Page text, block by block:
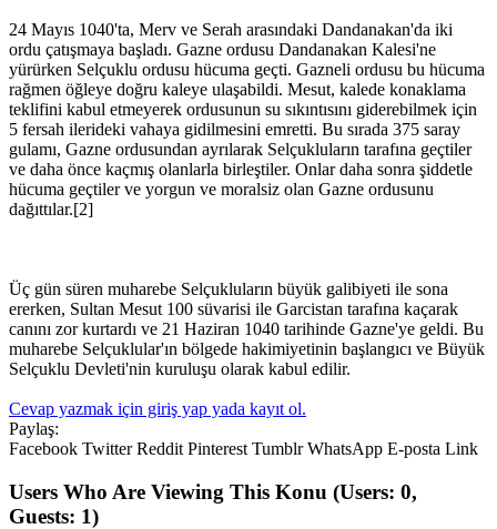
24 Mayıs 1040'ta, Merv ve Serah arasındaki Dandanakan'da iki
ordu çatışmaya başladı. Gazne ordusu Dandanakan Kalesi'ne
yürürken Selçuklu ordusu hücuma geçti. Gazneli ordusu bu hücuma
rağmen öğleye doğru kaleye ulaşabildi. Mesut, kalede konaklama
teklifini kabul etmeyerek ordusunun su sıkıntısını giderebilmek için
5 fersah ilerideki vahaya gidilmesini emretti. Bu sırada 375 saray
gulamı, Gazne ordusundan ayrılarak Selçukluların tarafına geçtiler
ve daha önce kaçmış olanlarla birleştiler. Onlar daha sonra şiddetle
hücuma geçtiler ve yorgun ve moralsiz olan Gazne ordusunu
dağıttılar.[2]
Üç gün süren muharebe Selçukluların büyük galibiyeti ile sona
ererken, Sultan Mesut 100 süvarisi ile Garcistan tarafına kaçarak
canını zor kurtardı ve 21 Haziran 1040 tarihinde Gazne'ye geldi. Bu
muharebe Selçuklular'ın bölgede hakimiyetinin başlangıcı ve Büyük
Selçuklu Devleti'nin kuruluşu olarak kabul edilir.
Cevap yazmak için giriş yap yada kayıt ol.
Paylaş:
Facebook Twitter Reddit Pinterest Tumblr WhatsApp E-posta Link
Users Who Are Viewing This Konu (Users: 0,
Guests: 1)